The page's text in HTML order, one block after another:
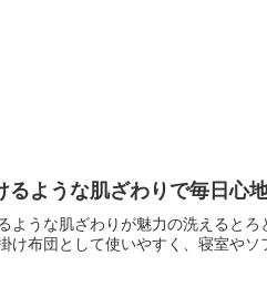
るような肌ざわりで毎日心
ような肌ざわりが魅力の洗えると
け布団として使いやすく、寝室や